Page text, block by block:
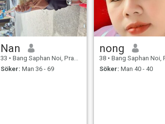
Nan
33 • Bang Saphan Noi, Prachuap Khiri Khan, Thailand
Söker: Man 36 - 69
nong
38 • Bang Saphan Noi, Prachuap Khiri Khan,
Söker: Man 40 - 40